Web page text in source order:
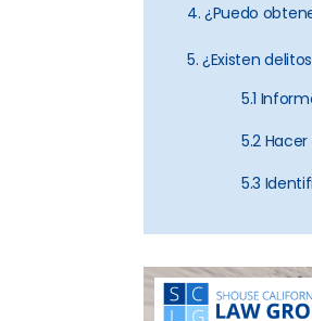
4. ¿Puedo
5. ¿Existen
5.1
5.2
5.3